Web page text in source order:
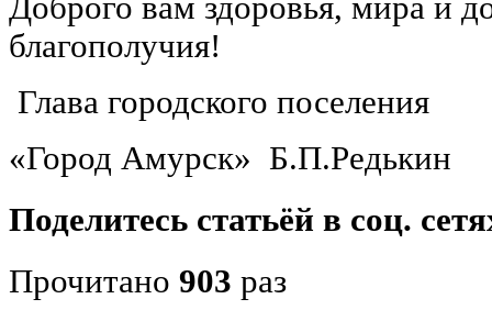
Доброго вам здоровья, мира и
благополучия!
Глава городского поселения
«Город Амурск» Б.П.Редькин
Поделитесь статьёй в соц.
Прочитано 903 раз